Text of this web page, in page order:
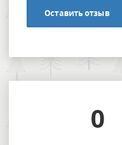
Оставить отзыв
0